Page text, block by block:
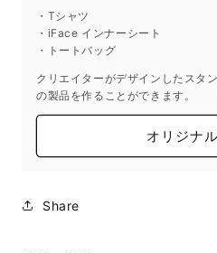
量
を
減
ら
す
を
や
す
・Tシャツ
・iFace インナーシート
・トートバッグ
クリエイターがデザインしたスタ
の製品を作ることができます。
オリジナ
Share